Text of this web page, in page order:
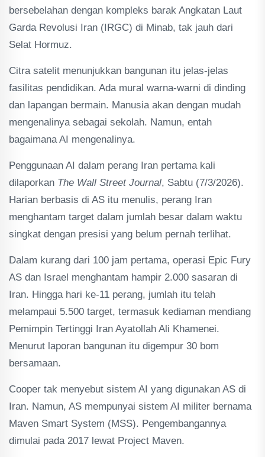
bersebelahan dengan kompleks barak Angkatan Laut
Garda Revolusi Iran (IRGC) di Minab, tak jauh dari
Selat Hormuz.
Citra satelit menunjukkan bangunan itu jelas-jelas
fasilitas pendidikan. Ada mural warna-warni di dinding
dan lapangan bermain. Manusia akan dengan mudah
mengenalinya sebagai sekolah. Namun, entah
bagaimana AI mengenalinya.
Penggunaan AI dalam perang Iran pertama kali
dilaporkan The Wall Street Journal, Sabtu (7/3/2026).
Harian berbasis di AS itu menulis, perang Iran
menghantam target dalam jumlah besar dalam waktu
singkat dengan presisi yang belum pernah terlihat.
Dalam kurang dari 100 jam pertama, operasi Epic Fury
AS dan Israel menghantam hampir 2.000 sasaran di
Iran. Hingga hari ke-11 perang, jumlah itu telah
melampaui 5.500 target, termasuk kediaman mendiang
Pemimpin Tertinggi Iran Ayatollah Ali Khamenei.
Menurut laporan bangunan itu digempur 30 bom
bersamaan.
Cooper tak menyebut sistem AI yang digunakan AS di
Iran. Namun, AS mempunyai sistem AI militer bernama
Maven Smart System (MSS). Pengembangannya
dimulai pada 2017 lewat Project Maven.